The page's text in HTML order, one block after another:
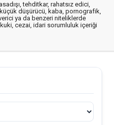
tehditkar, rahatsız edici,
küçük düşürücü, kaba, pornografik,
ya da benzeri niteliklerde
cezai, idari sorumluluk içeriği